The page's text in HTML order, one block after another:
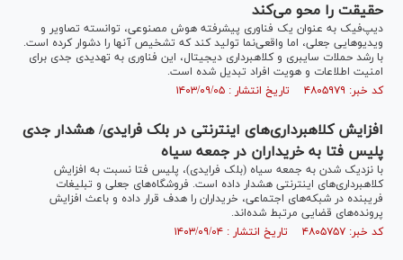
حقیقت را محو می‌کند
دیپ‌فیک به عنوان یک فناوری پیشرفته هوش مصنوعی، توانسته تصاویر و
ویدیو‌هایی جعلی، اما واقعی‌نما تولید کند که تشخیص آنها را دشوار کرده است.
با رشد حملات سایبری و کلاهبرداری دیجیتال، این فناوری به تهدیدی جدی برای
امنیت اطلاعات و هویت افراد تبدیل شده است.
کد خبر: ۴۸۰۵۹۷۹ تاریخ انتشار : ۱۴۰۳/۰۹/۰۵
افزایش کلاهبرداری‌های اینترنتی در بلک فرایدی/ هشدار جدی
پلیس فتا به خریداران در جمعه سیاه
با نزدیک شدن به جمعه سیاه (بلک فرایدی)، پلیس فتا نسبت به افزایش
کلاهبرداری‌های اینترنتی هشدار داده است. فروشگاه‌های جعلی و تبلیغات
فریبنده در شبکه‌های اجتماعی، خریداران را هدف قرار داده و باعث افزایش
پرونده‌های قضایی مرتبط شده‌اند.
کد خبر: ۴۸۰۵۷۵۷ تاریخ انتشار : ۱۴۰۳/۰۹/۰۴